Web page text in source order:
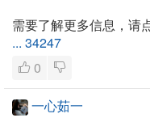
需要了解更多信息，请
... 34247
0
一心茹一